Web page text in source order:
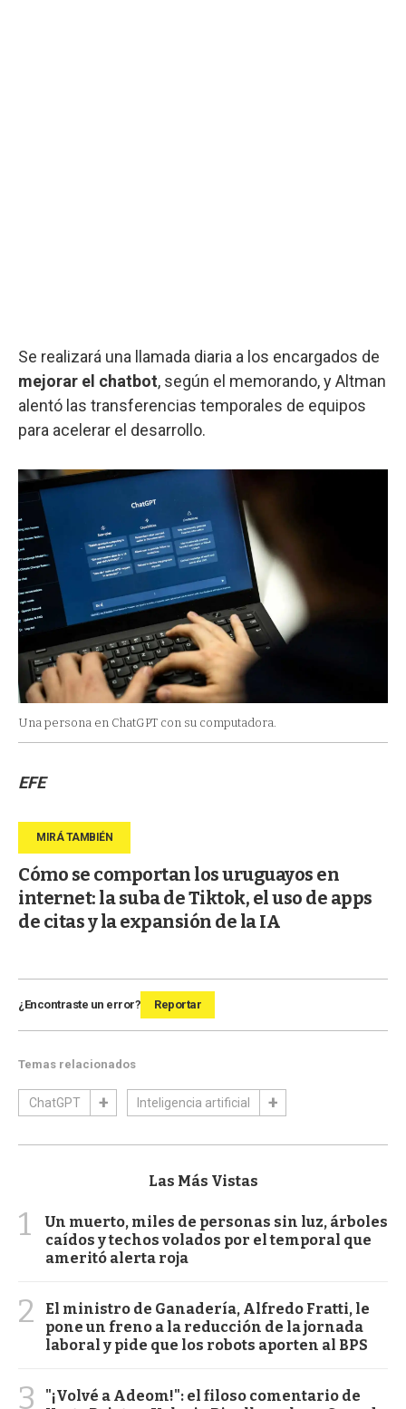
Se realizará una llamada diaria a los encargados de
mejorar el chatbot, según el memorando, y Altman
alentó las transferencias temporales de equipos
para acelerar el desarrollo.
Una persona en ChatGPT con su computadora.
EFE
Cómo se comportan los uruguayos en
internet: la suba de Tiktok, el uso de apps
de citas y la expansión de la IA
¿Encontraste un error? Reportar
Temas relacionados
ChatGPT Inteligencia artificial
Las Más Vistas
1
Un muerto, miles de personas sin luz, árboles
caídos y techos volados por el temporal que
ameritó alerta roja
2
El ministro de Ganadería, Alfredo Fratti, le
pone un freno a la reducción de la jornada
laboral y pide que los robots aporten al BPS
3
"¡Volvé a Adeom!": el filoso comentario de